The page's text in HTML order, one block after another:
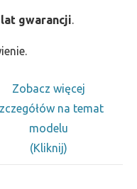
lat gwarancji.
Zobacz więcej
na temat
modelu
(Kliknij)